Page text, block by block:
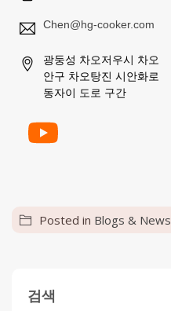
Chen@hg-cooker.com
광둥성 차오저우시 차오
안구 차오탕진 시안화로
동자이 도로 구간
Posted in Blogs & News
검색